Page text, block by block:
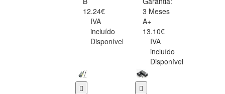
12.24€
IVA
incluído
Disponível
3 Meses
A+
13.10€
IVA
incluído
Disponível